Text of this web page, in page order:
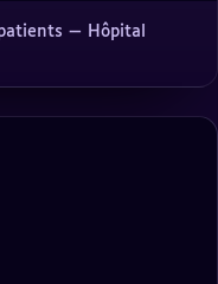
— Hôpital